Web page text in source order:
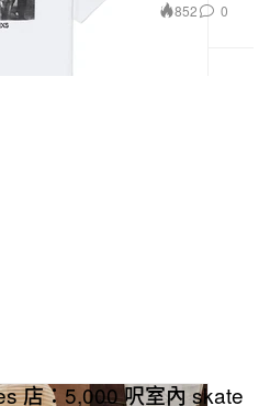
852 0
店：5,000 呎室內 skate